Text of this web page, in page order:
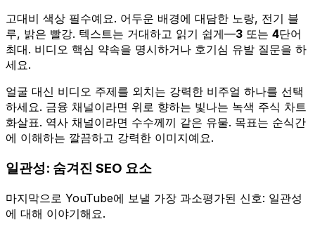
고대비 색상 필수예요. 어두운 배경에 대담한 노랑, 전기 블
루, 밝은 빨강. 텍스트는 거대하고 읽기 쉽게—3 또는 4단어
최대. 비디오 핵심 약속을 명시하거나 호기심 유발 질문을 하
세요.
얼굴 대신 비디오 주제를 외치는 강력한 비주얼 하나를 선택
하세요. 금융 채널이라면 위로 향하는 빛나는 녹색 주식 차트
화살표. 역사 채널이라면 수수께끼 같은 유물. 목표는 순식간
에 이해하는 깔끔하고 강력한 이미지예요.
일관성: 숨겨진 SEO 요소
마지막으로 YouTube에 보낼 가장 과소평가된 신호: 일관성
에 대해 이야기해요.